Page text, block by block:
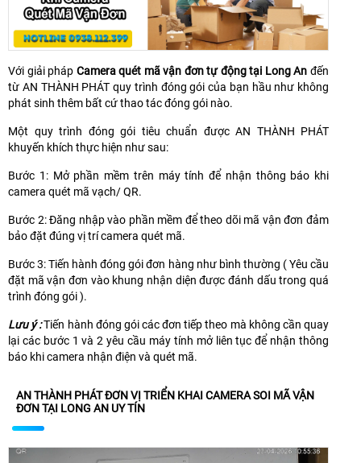
Với giải pháp Camera quét mã vận đơn tự động tại Long An đến
từ AN THÀNH PHÁT quy trình đóng gói của bạn hầu như không
phát sinh thêm bất cứ thao tác đóng gói nào.
Một quy trình đóng gói tiêu chuẩn được AN THÀNH PHÁT
khuyến khích thực hiện như sau:
Bước 1: Mở phần mềm trên máy tính để nhận thông báo khi
camera quét mã vạch/ QR.
Bước 2: Đăng nhập vào phần mềm để theo dõi mã vận đơn đảm
bảo đặt đúng vị trí camera quét mã.
Bước 3: Tiến hành đóng gói đơn hàng như bình thường ( Yêu cầu
đặt mã vận đơn vào khung nhận diện được đánh dấu trong quá
trình đóng gói ).
Lưu ý :Tiến hành đóng gói các đơn tiếp theo mà không cần quay
lại các bước 1 và 2 yêu cầu máy tính mở liên tục để nhận thông
báo khi camera nhận điện và quét mã.
AN THÀNH PHÁT ĐƠN VỊ TRIỂN KHAI CAMERA SOI MÃ VẬN
ĐƠN TẠI LONG AN UY TÍN